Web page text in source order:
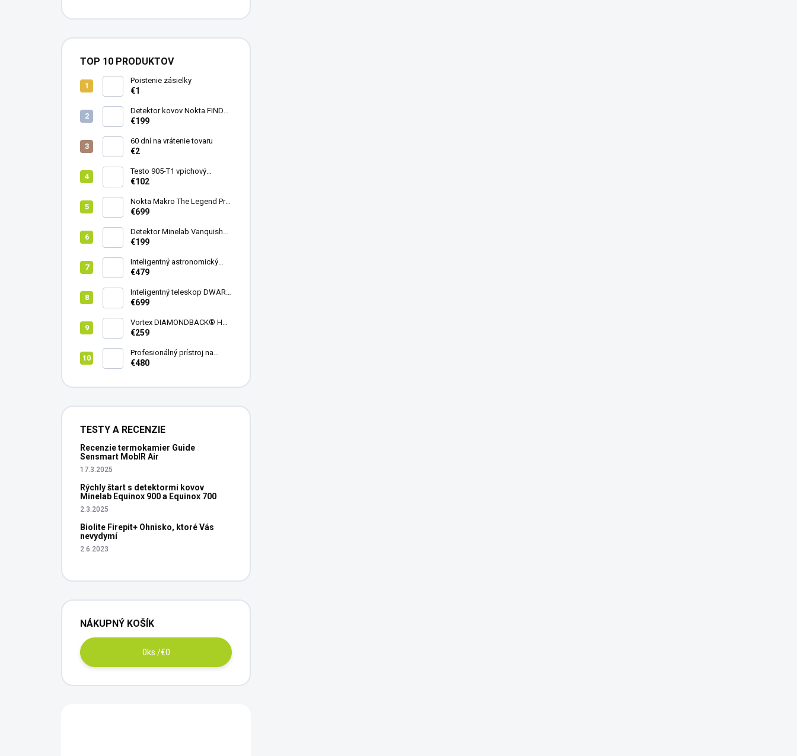
TOP 10 PRODUKTOV
Poistenie zásielky
€1
Detektor kovov Nokta FINDX
Pro
€199
60 dní na vrátenie tovaru
€2
Testo 905-T1 vpichový
teplomer
€102
Nokta Makro The Legend Pro
Pack - model 2024
€699
Detektor Minelab Vanquish
340
€199
Inteligentný astronomický
teleskop DwarfLab Dwarf
€479
Inteligentný teleskop DWARF
III + originálny statív DWARF 3
€699
Vortex DIAMONDBACK® HD
8X42
€259
Profesionálný prístroj na
vedenie vŕtania Laserliner
€480
TESTY A RECENZIE
Recenzie termokamier Guide
Sensmart MobIR Air
17.3.2025
Rýchly štart s detektormi kovov
Minelab Equinox 900 a Equinox 700
2.3.2025
Biolite Firepit+ Ohnisko, ktoré Vás
nevydymí
2.6.2023
NÁKUPNÝ KOŠÍK
0ks /€0